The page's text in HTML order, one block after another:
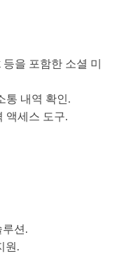
을 포함한 소셜 미
통 내역 확인.
액세스 도구.
션.
원.